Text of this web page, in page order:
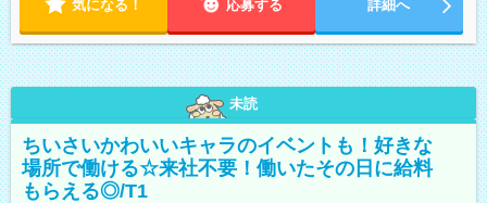
気になる！ 応募する 詳細へ
未読
ちいさいかわいいキャラのイベントも！好きな
場所で働ける☆来社不要！働いたその日に給料
もらえる◎/T1